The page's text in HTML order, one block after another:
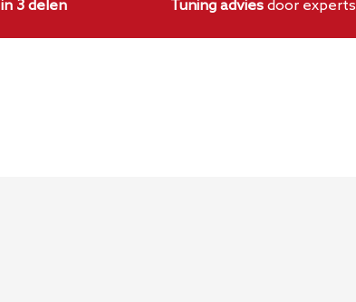
in 3 delen Tuning adviesdoor experts